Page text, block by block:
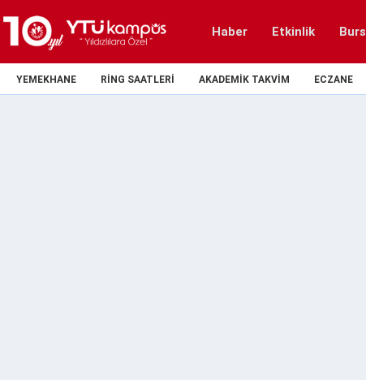
Haber Etkinlik Burs
YEMEKHANE RING SAATLERI AKADEMIK TAKVIM ECZANE